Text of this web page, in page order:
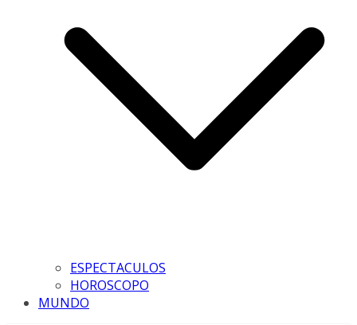
ESPECTACULOS
HOROSCOPO
MUNDO